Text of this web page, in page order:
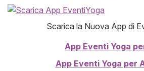
Scarica la Nuova App di
App Eventi Yoga
App Eventi Yoga per